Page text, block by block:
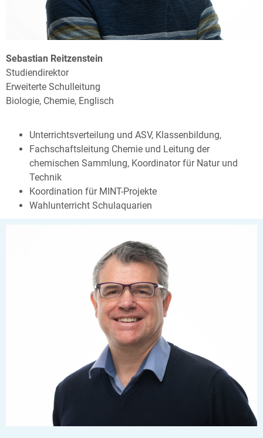
Sebastian Reitzenstein
Studiendirektor
Erweiterte Schulleitung
Biologie, Chemie, Englisch
Unterrichtsverteilung und ASV, Klassenbildung,
Fachschaftsleitung Chemie und Leitung der
chemischen Sammlung, Koordinator für Natur und
Technik
Koordination für MINT-Projekte
Wahlunterricht Schulaquarien